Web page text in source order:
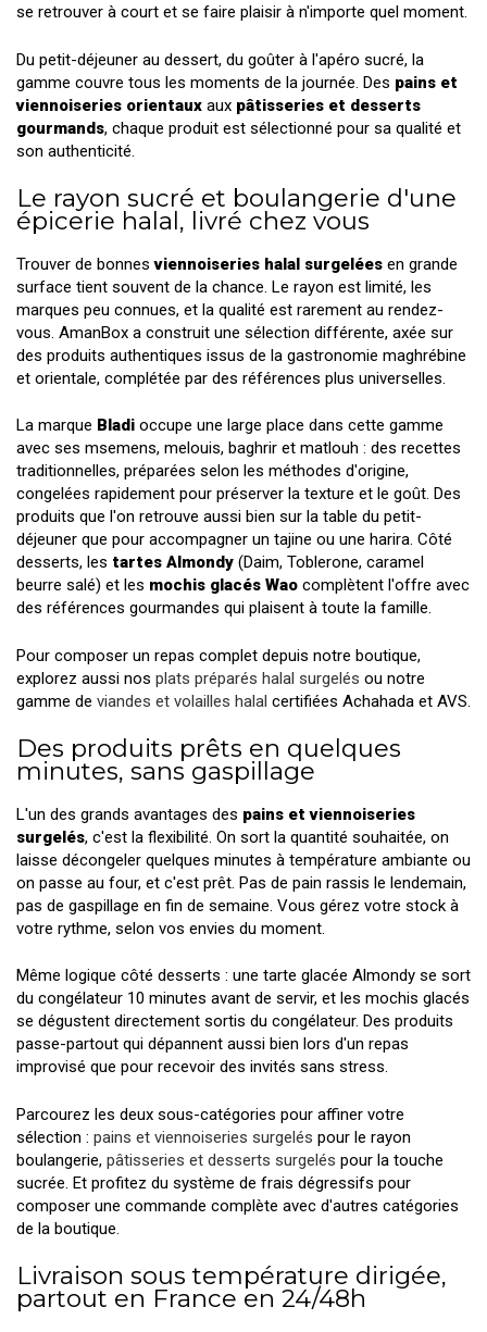
se retrouver à court et se faire plaisir à n'importe quel moment.
Du petit-déjeuner au dessert, du goûter à l'apéro sucré, la
gamme couvre tous les moments de la journée. Des pains et
viennoiseries orientaux aux pâtisseries et desserts
gourmands, chaque produit est sélectionné pour sa qualité et
son authenticité.
Le rayon sucré et boulangerie d'une
épicerie halal, livré chez vous
Trouver de bonnesviennoiseries halal surgelées en grande
surface tient souvent de la chance. Le rayon est limité, les
marques peu connues, et la qualité est rarement au rendez-
vous. AmanBox a construit une sélection différente, axée sur
des produits authentiques issus de la gastronomie maghrébine
et orientale, complétée par des références plus universelles.
La marque Bladi occupe une large place dans cette gamme
avec ses msemens, melouis, baghrir et matlouh : des recettes
traditionnelles, préparées selon les méthodes d'origine,
congelées rapidement pour préserver la texture et le goût. Des
produits que l'on retrouve aussi bien sur la table du petit-
déjeuner que pour accompagner un tajine ou une harira. Côté
desserts, les tartes Almondy (Daim, Toblerone, caramel
beurre salé) et les mochis glacés Wao complètent l'offre avec
des références gourmandes qui plaisent à toute la famille.
Pour composer un repas complet depuis notre boutique,
explorez aussi nos plats préparés halal surgelés ou notre
gamme de viandes et volailles halal certifiées Achahada et AVS.
Des produits prêts en quelques
minutes, sans gaspillage
L'un des grands avantages des pains et viennoiseries
surgelés, c'est la flexibilité. On sort la quantité souhaitée, on
laisse décongeler quelques minutes à température ambiante ou
on passe au four, et c'est prêt. Pas de pain rassis le lendemain,
pas de gaspillage en fin de semaine. Vous gérez votre stock à
votre rythme, selon vos envies du moment.
Même logique côté desserts : une tarte glacée Almondy se sort
du congélateur 10 minutes avant de servir, et les mochis glacés
se dégustent directement sortis du congélateur. Des produits
passe-partout qui dépannent aussi bien lors d'un repas
improvisé que pour recevoir des invités sans stress.
Parcourez les deux sous-catégories pour affiner votre
sélection : pains et viennoiseries surgelés pour le rayon
boulangerie, pâtisseries et desserts surgelés pour la touche
sucrée. Et profitez du système de frais dégressifs pour
composer une commande complète avec d'autres catégories
de la boutique.
Livraison sous température dirigée,
partout en France en 24/48h